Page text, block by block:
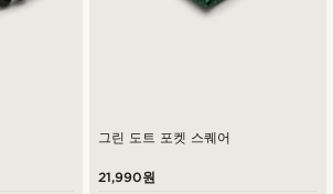
그린 도트 포켓 스퀘어
21,990원